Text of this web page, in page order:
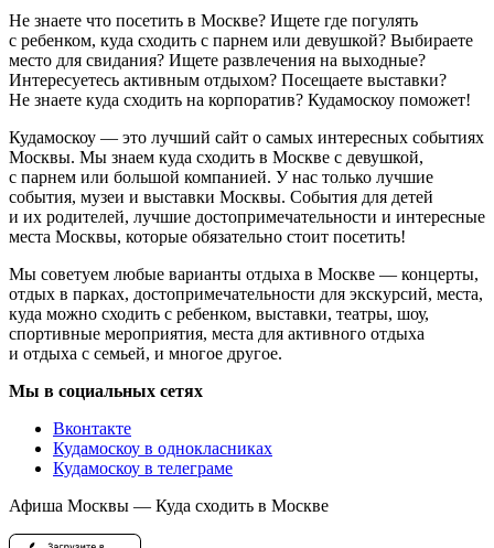
Не знаете что посетить в Москве? Ищете где погулять
с ребенком, куда сходить с парнем или девушкой? Выбираете
место для свидания? Ищете развлечения на выходные?
Интересуетесь активным отдыхом? Посещаете выставки?
Не знаете куда сходить на корпоратив? Кудамоскоу поможет!
Кудамоскоу — это лучший сайт о самых интересных событиях
Москвы. Мы знаем куда сходить в Москве с девушкой,
с парнем или большой компанией. У нас только лучшие
события, музеи и выставки Москвы. События для детей
и их родителей, лучшие достопримечательности и интересные
места Москвы, которые обязательно стоит посетить!
Мы советуем любые варианты отдыха в Москве — концерты,
отдых в парках, достопримечательности для экскурсий, места,
куда можно сходить с ребенком, выставки, театры, шоу,
спортивные мероприятия, места для активного отдыха
и отдыха с семьей, и многое другое.
Мы в социальных сетях
Вконтакте
Кудамоскоу в однокласниках
Кудамоскоу в телеграме
Афиша Москвы — Куда сходить в Москве